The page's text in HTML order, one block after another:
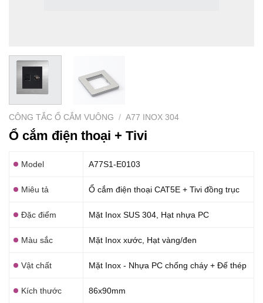
CÔNG TẮC Ổ CẮM VUÔNG / A77 INOX 304
Ổ cắm điện thoại + Tivi
Model A77S1-E0103
Miêu tả Ổ cắm điện thoại CAT5E + Tivi đồng trục
Đặc điểm Mặt Inox SUS 304, Hạt nhựa PC
Màu sắc Mặt Inox xước, Hạt vàng/đen
Vật chất Mặt Inox - Nhựa PC chống cháy + Đế thép
Kích thước 86x90mm